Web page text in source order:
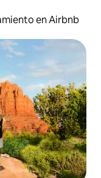
en Airbnb